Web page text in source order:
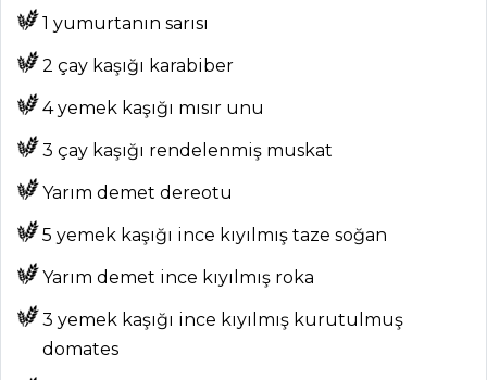
Tüm
Kategoriler
HAMUR İŞLERI
Böğürtlenli Tart
Tarifi, Nasıl Yapılır?
Kurabiyesi Tarifi,
Nasıl Yapılır?
1 yumurtanın sarısı
2 çay kaşığı karabiber
4 yemek kaşığı mısır unu
3 çay kaşığı rendelenmiş muskat
Yarım demet dereotu
5 yemek kaşığı ince kıyılmış taze soğan
Yarım demet ince kıyılmış roka
3 yemek kaşığı ince kıyılmış kurutulmuş
domates